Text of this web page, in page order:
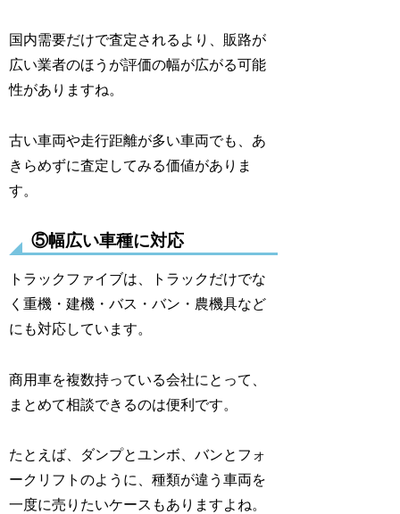
国内需要だけで査定されるより、販路が
広い業者のほうが評価の幅が広がる可能
性がありますね。
古い車両や走行距離が多い車両でも、あ
きらめずに査定してみる価値がありま
す。
⑤幅広い車種に対応
トラックファイブは、トラックだけでな
く重機・建機・バス・バン・農機具など
にも対応しています。
商用車を複数持っている会社にとって、
まとめて相談できるのは便利です。
たとえば、ダンプとユンボ、バンとフォ
ークリフトのように、種類が違う車両を
一度に売りたいケースもありますよね。